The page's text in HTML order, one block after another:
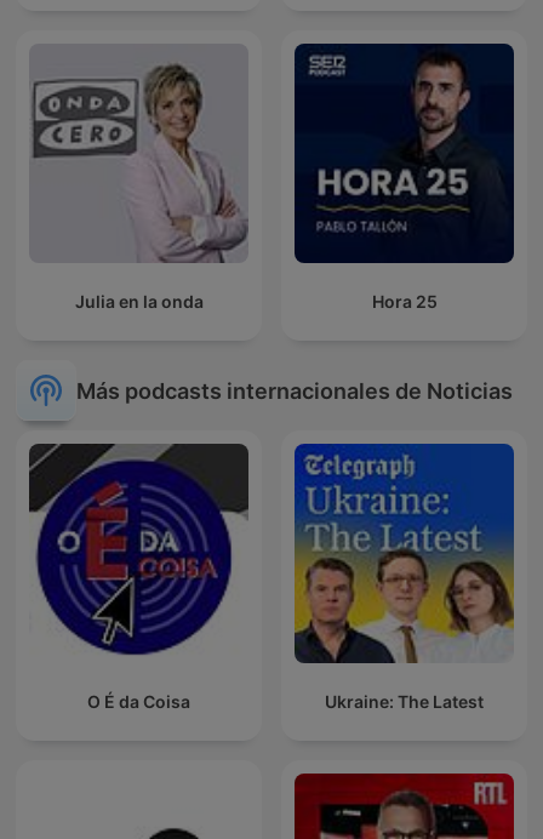
Julia en la onda Hora 25
Más podcasts internacionales de Noticias
O É da Coisa Ukraine: The Latest